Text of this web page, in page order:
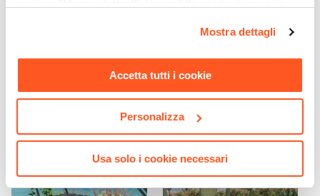
momento. Per maggiori informazioni si invita a leggere la
Mostra dettagli
Accetta tutti i cookie
Personalizza
Usa solo i cookie necessari
ecrù - Wall
€ 84,00
Sedia pieghevole da
textilene grafite - Catuja
€ 58,00